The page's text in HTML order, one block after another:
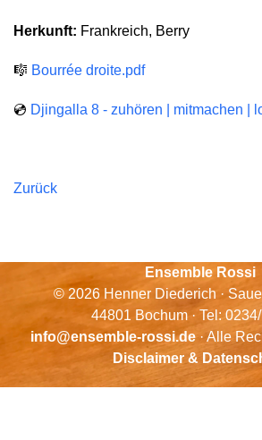
Herkunft: Frankreich, Berry
🎼 Bourrée droite.pdf
💿 Djingalla 8 - zuhören | mitmachen |
Zurück
Ensemble Rossi
© 2026 Henner Diederich ·
44801 Bochum · Tel:
info@ensemble-rossi.de· Alle
Disclaimer &